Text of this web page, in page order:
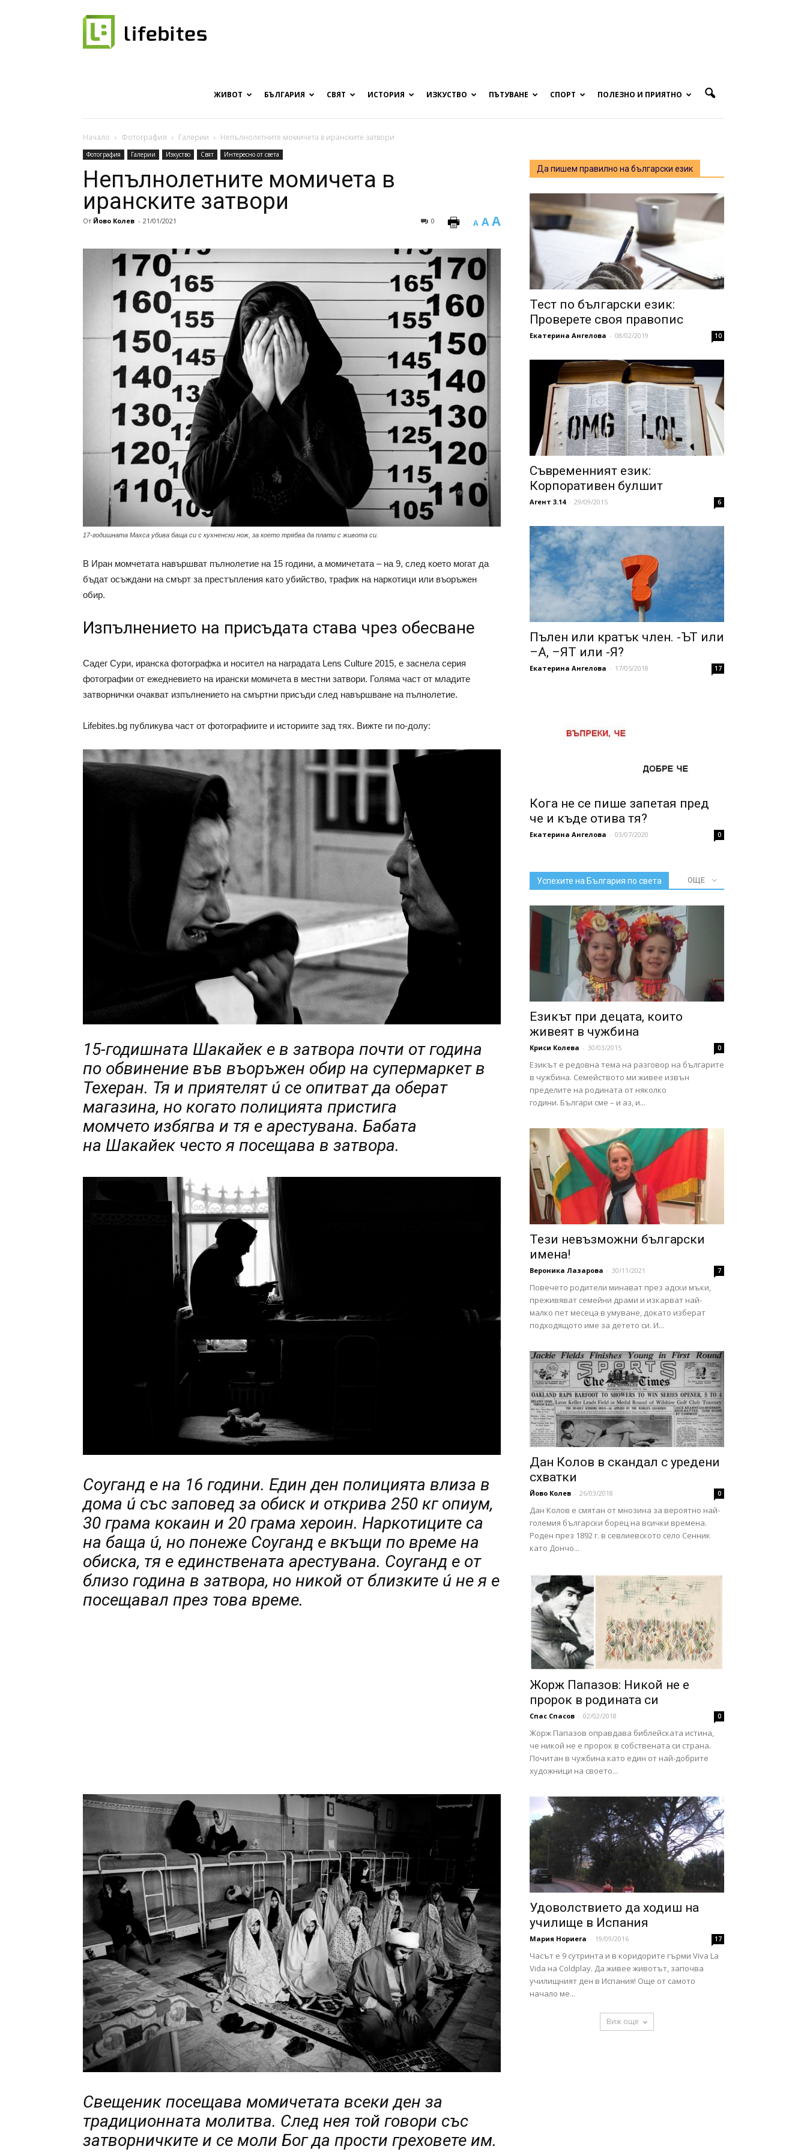
списание
за
с
вкус
на
живот
ЖИВОТ БЪЛГАРИЯ СВЯТ ИСТОРИЯ ИЗКУСТВО ПЪТУВАНЕ СПОРТ ПОЛЕЗНО И ПРИЯТНО
Начало Фотография Галерии Непълнолетните момичета в иранските затвори
Фотография Галерии Изкуство Свят Интересно от света
Непълнолетните момичета в
иранските затвори
От Йово Колев - 21/01/2021 A A A
0
17-годишната Махса убива баща си с кухненски нож, за което трябва да плати с живота си.
В Иран момчетата навършват пълнолетие на 15 години, а момичетата – на 9, след което могат да
бъдат осъждани на смърт за престъпления като убийство, трафик на наркотици или въоръжен
обир.
Изпълнението на присъдата става чрез обесване
Садег Сури, иранска фотографка и носител на наградата Lens Culture 2015, е заснела серия
фотографии от ежедневието на ирански момичета в местни затвори. Голяма част от младите
затворнички очакват изпълнението на смъртни присъди след навършване на пълнолетие.
Lifebites.bg публикува част от фотографиите и историите зад тях. Вижте ги по-долу:
15-годишната Шакайек е в затвора почти от година
по обвинение във въоръжен обир на супермаркет в
Техеран. Тя и приятелят ú се опитват да оберат
магазина, но когато полицията пристига
момчето избягва и тя е арестувана. Бабата
на Шакайек често я посещава в затвора.
Соуганд е на 16 години. Един ден полицията влиза в
дома ú със заповед за обиск и открива 250 кг опиум,
30 грама кокаин и 20 грама хероин. Наркотиците са
на баща ú, но понеже Соуганд е вкъщи по време на
обиска, тя е единствената арестувана. Соуганд е от
близо година в затвора, но никой от близките ú не я е
посещавал през това време.
Свещеник посещава момичетата всеки ден за
традиционната молитва. След нея той говори със
затворничките и се моли Бог да прости греховете им.
Да пишем правилно на български език
Тест по български език:
Проверете своя правопис
Екатерина Ангелова - 08/02/2019 10
Съвременният език:
Корпоративен булшит
Агент 3.14 - 29/09/2015 6
Пълен или кратък член. -ЪТ или
–А, –ЯТ или -Я?
Екатерина Ангелова - 17/05/2018 17
Кога не се пише запетая пред
че и къде отива тя?
Екатерина Ангелова - 03/07/2020 0
Успехите на България по света ОЩЕ
Езикът при децата, които
живеят в чужбина
Криси Колева - 30/03/2015 0
Езикът е редовна тема на разговор на българите
в чужбина. Семейството ми живее извън
пределите на родината от няколко
години. Българи сме – и аз, и...
Тези невъзможни български
имена!
Вероника Лазарова - 30/11/2021 7
Повечето родители минават през адски мъки,
преживяват семейни драми и изкарват най-
малко пет месеца в умуване, докато изберат
подходящото име за детето си. И...
Дан Колов в скандал с уредени
схватки
Йово Колев - 26/03/2018 0
Дан Колов е смятан от мнозина за вероятно най-
големия български борец на всички времена.
Роден през 1892 г. в севлиевското село Сенник
като Дончо...
Жорж Папазов: Никой не е
пророк в родината си
Спас Спасов - 02/02/2018 0
Жорж Папазов оправдава библейската истина,
че никой не е пророк в собствената си страна.
Почитан в чужбина като един от най-добрите
художници на своето...
Удоволствието да ходиш на
училище в Испания
Мария Нориега - 19/09/2016 17
Часът е 9 сутринта и в коридорите гърми Viva La
Vida на Coldplay. Да живее животът, започва
училищният ден в Испания! Още от самото
начало ме...
Виж още